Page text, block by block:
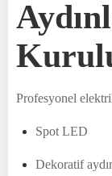
Profesyonel
Spot LED
Dekoratif